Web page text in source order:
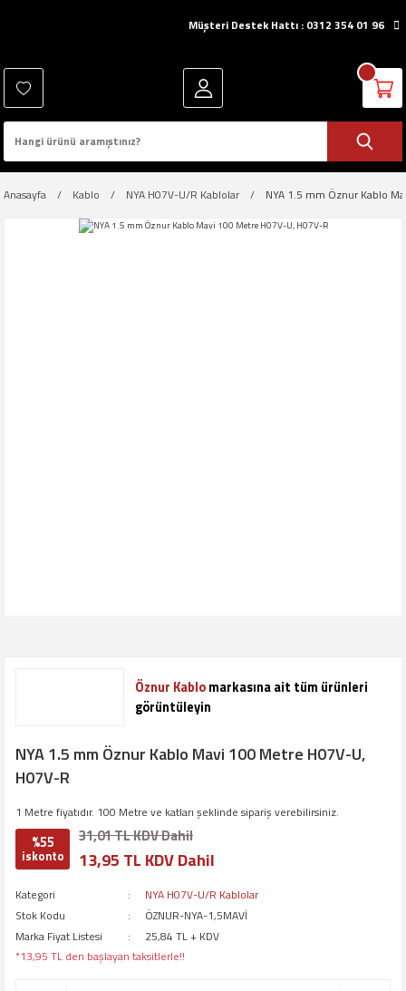
Müşteri Destek Hattı : 0312 354 01 96
Anasayfa Kablo NYA H07V-U/R Kablolar NYA 1.5 mm Öznur Kablo
Öznur Kablomarkasına ait tüm ürünleri
görüntüleyin
NYA 1.5 mm Öznur Kablo Mavi 100 Metre H07V-U,
H07V-R
1 Metre fiyatıdır. 100 Metre ve katları şeklinde sipariş verebilirsiniz.
%55
iskonto
31,01 TL KDV Dahil
13,95 TL KDV Dahil
Kategori
NYA H07V-U/R Kablolar
Stok Kodu
ÖZNUR-NYA-1,5MAVİ
Marka Fiyat Listesi
25,84 TL + KDV
*13,95 TL den başlayan taksitlerle!!